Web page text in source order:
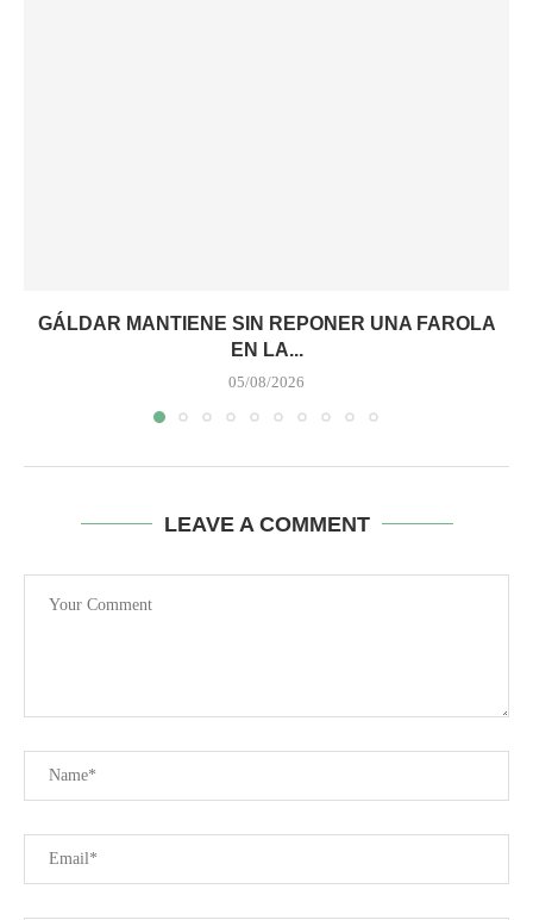
GÁLDAR MANTIENE SIN REPONER UNA FAROLA
EN LA...
05/08/2026
LEAVE A COMMENT